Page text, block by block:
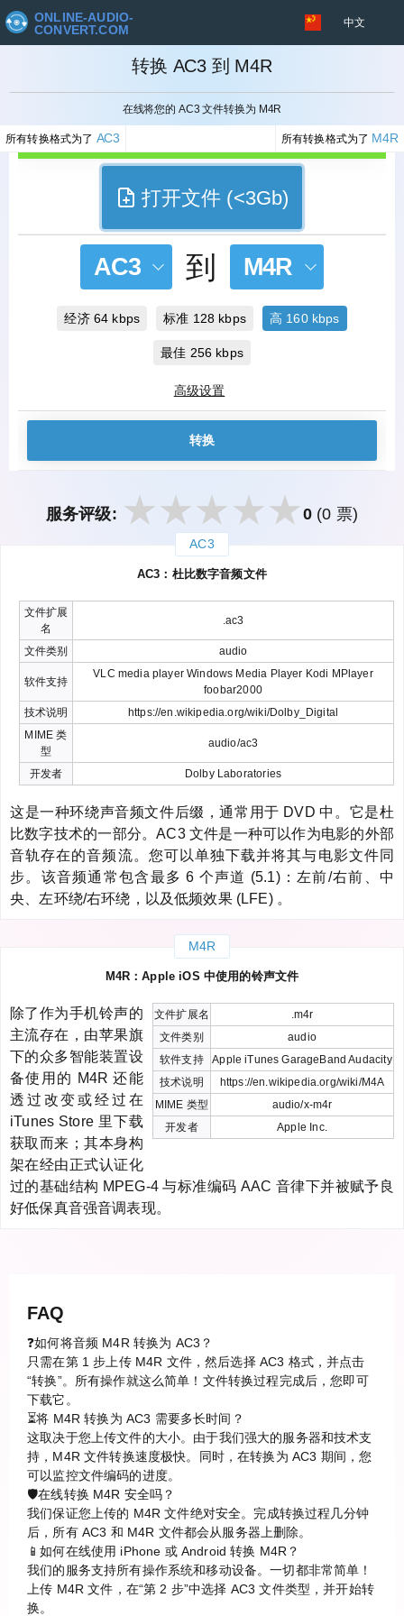
ONLINE-AUDIO-
CONVERT.COM
中文
转换 AC3 到 M4R
在线将您的 AC3 文件转换为 M4R
所有转换格式为了 AC3 所有转换格式为了 M4R
取消
打开文件 (<3Gb)
AC3 到 M4R
经济 64 kbps 标准 128 kbps 高 160 kbps
最佳 256 kbps
高级设置
转换
服务评级: 0 (0 票)
AC3
AC3：杜比数字音频文件
文件扩展
名
.ac3
文件类别 audio
软件支持
VLC media player Windows Media Player Kodi MPlayer
foobar2000
技术说明
https://en.wikipedia.org/wiki/Dolby_Digital
MIME 类
型
audio/ac3
开发者 Dolby Laboratories
这是一种环绕声音频文件后缀，通常用于 DVD 中。它是杜
比数字技术的一部分。AC3 文件是一种可以作为电影的外部
音轨存在的音频流。您可以单独下载并将其与电影文件同
步。该音频通常包含最多 6 个声道 (5.1)：左前/右前、中
央、左环绕/右环绕，以及低频效果 (LFE) 。
M4R
M4R：Apple iOS 中使用的铃声文件
文件扩展名
.m4r
文件类别
audio
软件支持
Apple iTunes GarageBand Audacity
技术说明
https://en.wikipedia.org/wiki/M4A
MIME 类型
audio/x-m4r
开发者
Apple Inc.
除了作为手机铃声的
主流存在，由苹果旗
下的众多智能装置设
备使用的 M4R 还能
透过改变或经过在
iTunes Store 里下载
获取而来；其本身构
架在经由正式认证化
过的基础结构 MPEG-4 与标准编码 AAC 音律下并被赋予良
好低保真音强音调表现。
FAQ
❓如何将音频 M4R 转换为 AC3？
只需在第 1 步上传 M4R 文件，然后选择 AC3 格式，并点击
“转换”。所有操作就这么简单！文件转换过程完成后，您即可
下载它。
⏳将 M4R 转换为 AC3 需要多长时间？
这取决于您上传文件的大小。由于我们强大的服务器和技术支
持，M4R 文件转换速度极快。同时，在转换为 AC3 期间，您
可以监控文件编码的进度。
🛡️在线转换 M4R 安全吗？
我们保证您上传的 M4R 文件绝对安全。完成转换过程几分钟
后，所有 AC3 和 M4R 文件都会从服务器上删除。
📱如何在线使用 iPhone 或 Android 转换 M4R？
我们的服务支持所有操作系统和移动设备。一切都非常简单！
上传 M4R 文件，在“第 2 步”中选择 AC3 文件类型，并开始转
换。